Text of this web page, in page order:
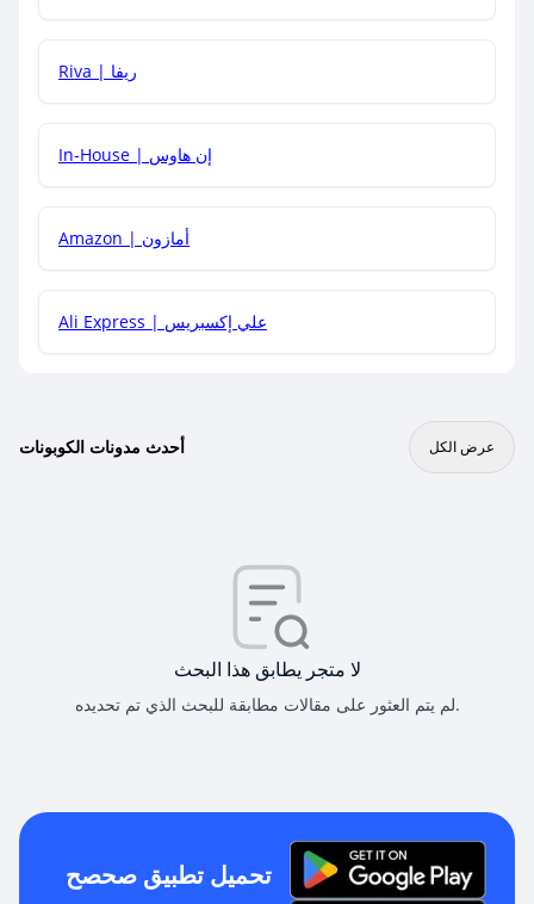
هل يمكنني جمع كود خصم مع العروض الأخرى؟
Riva | ريفا
In-House | إن هاوس
Amazon | أمازون
Ali Express | علي إكسبريس
أحدث مدونات الكوبونات عرض الكل
لا متجر يطابق هذا البحث
لم يتم العثور على مقالات مطابقة للبحث الذي تم تحديده.
تحميل تطبيق صحصح